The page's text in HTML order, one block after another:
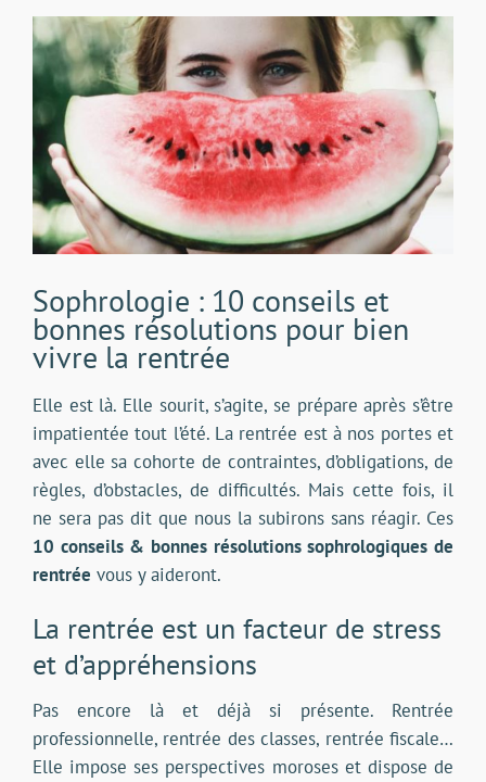
Voir
l'image
agrandie
Sophrologie : 10 conseils et
bonnes résolutions pour bien
vivre la rentrée
Elle est là. Elle sourit, s’agite, se prépare après s’être
impatientée tout l’été. La rentrée est à nos portes et
avec elle sa cohorte de contraintes, d’obligations, de
règles, d’obstacles, de difficultés. Mais cette fois, il
ne sera pas dit que nous la subirons sans réagir. Ces
10 conseils & bonnes résolutions sophrologiques de
rentrée vous y aideront.
La rentrée est un facteur de stress
et d’appréhensions
Pas encore là et déjà si présente. Rentrée
professionnelle, rentrée des classes, rentrée fiscale…
Elle impose ses perspectives moroses et dispose de